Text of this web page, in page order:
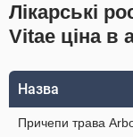
Лікарські
Vitae ціна в
Назва
Причепи трава